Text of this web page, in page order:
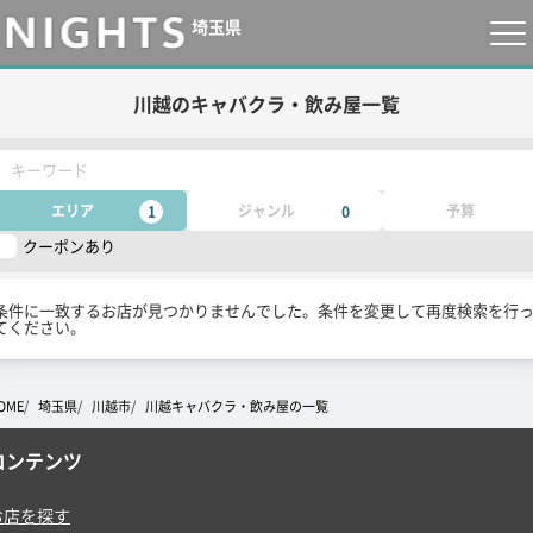
埼玉県
川越のキャバクラ・飲み屋一覧
キーワード
エリア 1 ジャンル 0 予算
クーポンあり
件に一致するお店が見つかりませんでした。条件を変更して再度検索を行っ
ください。
埼玉県 川越市 川越キャバクラ・飲み屋の一覧
ンテンツ
を探す